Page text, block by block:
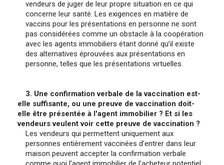
vendeurs de juger de leur propre situation en ce qui
concerne leur santé. Les exigences en matière de
vaccins pour les présentations en personne ne sont
pas considérées comme un obstacle à la coopération
avec les agents immobiliers étant donné qu’il existe
des alternatives éprouvées aux présentations en
personne, telles que les présentations virtuelles.
3. Une confirmation verbale de la vaccination est-
elle suffisante, ou une preuve de vaccination doit-
elle être présentée à l'agent immobilier ? Et si les
vendeurs veulent voir cette preuve de vaccination ?
Les vendeurs qui permettent uniquement aux
personnes entièrement vaccinées d’entrer dans leur
maison peuvent accepter la confirmation verbale